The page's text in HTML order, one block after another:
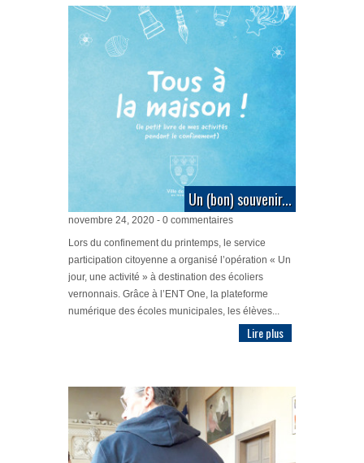
Un (bon) souvenir...
novembre 24, 2020 - 0 commentaires
Lors du confinement du printemps, le service
participation citoyenne a organisé l’opération « Un
jour, une activité » à destination des écoliers
vernonnais. Grâce à l’ENT One, la plateforme
numérique des écoles municipales, les élèves...
Lire plus